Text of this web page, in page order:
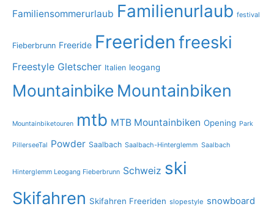
Familiensommerurlaub Familienurlaub festival
Fieberbrunn Freeride Freeriden freeski
Freestyle Gletscher Italien leogang
Mountainbike Mountainbiken
Mountainbiketouren mtb MTB Mountainbiken Opening Park
PillerseeTal Powder Saalbach Saalbach-Hinterglemm Saalbach
Hinterglemm Leogang Fieberbrunn Schweiz ski
Skifahren Skifahren Freeriden slopestyle snowboard